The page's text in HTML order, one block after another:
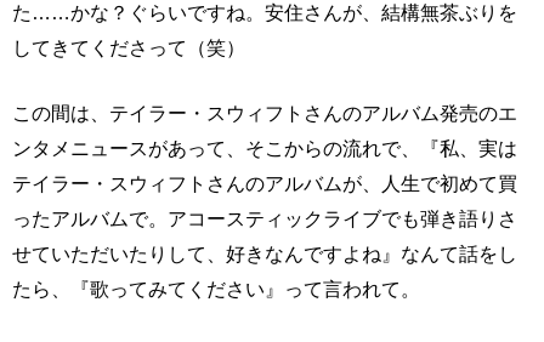
た……かな？ぐらいですね。安住さんが、結構無茶ぶりを
してきてくださって（笑）
この間は、テイラー・スウィフトさんのアルバム発売のエ
ンタメニュースがあって、そこからの流れで、『私、実は
テイラー・スウィフトさんのアルバムが、人生で初めて買
ったアルバムで。アコースティックライブでも弾き語りさ
せていただいたりして、好きなんですよね』なんて話をし
たら、『歌ってみてください』って言われて。